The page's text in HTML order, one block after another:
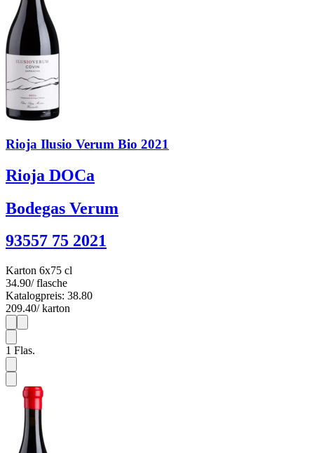
Rioja Ilusio Verum Bio 2021
Rioja DOCa
Bodegas Verum
93557 75 2021
Karton 6x75 cl
34.90/ flasche
Katalogpreis: 38.80
209.40/ karton
1
1 Flas.